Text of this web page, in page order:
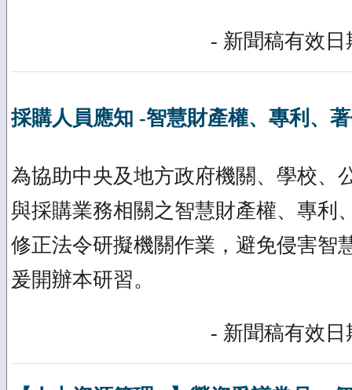
- 新聞稿有效日
採購人員應知 -智慧財產權、專利、
為協助中央及地方政府機關、學校、
與採購業務相關之智慧財產權、專利
修正法令研擬機關作業，避免侵害智
爰開辦本研習。
- 新聞稿有效日